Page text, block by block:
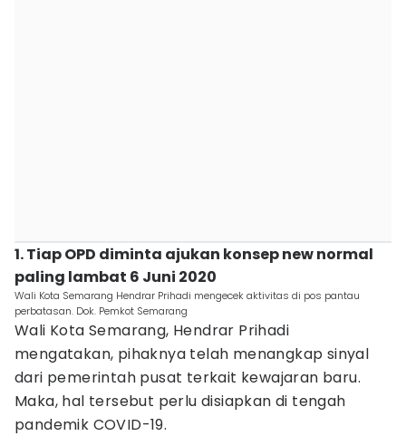
1. Tiap OPD diminta ajukan konsep new normal
paling lambat 6 Juni 2020
Wali Kota Semarang Hendrar Prihadi mengecek aktivitas di pos pantau
perbatasan. Dok. Pemkot Semarang
Wali Kota Semarang, Hendrar Prihadi
mengatakan, pihaknya telah menangkap sinyal
dari pemerintah pusat terkait kewajaran baru.
Maka, hal tersebut perlu disiapkan di tengah
pandemik COVID-19.